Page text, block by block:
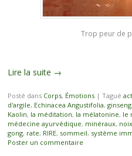
Trop peur de
Lire la suite →
Posté dans Corps, Émotions | Tagué
d'argile, Echinacea Angustifolia, ginseng,
Kaolin, la méditation, la mélatonine, le
médecine ayurvédique, minéraux,
gong, rate, RIRE, sommeil, système
Poster un commentaire